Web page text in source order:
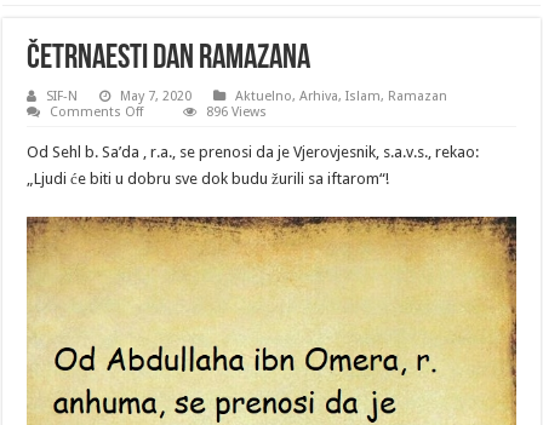
ČETRNAESTI DAN RAMAZANA
SIF-N May 7, 2020 Aktuelno,Arhiva,Islam, Ramazan
Comments Offon
RAMAZANA
896 Views
Od Sehl b. Sa’da , r.a., se prenosi da je Vjerovjesnik, s.a.v.s., rekao:
„Ljudi će biti u dobru sve dok budu žurili sa iftarom“!